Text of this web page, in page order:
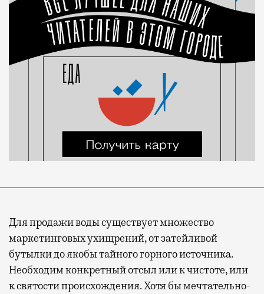
Для продажи воды существует множество
маркетинговых ухищрений, от затейливой
бутылки до якобы тайного горного источника.
Необходим конкретный отсыл или к чистоте, или
к святости происхождения. Хотя бы мечтательно-